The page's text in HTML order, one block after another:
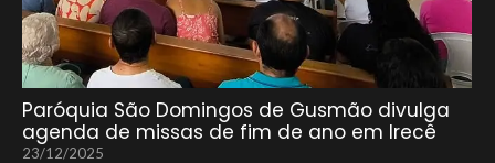
Paróquia São Domingos de Gusmão divulga
agenda de missas de fim de ano em Irecê
23/12/2025